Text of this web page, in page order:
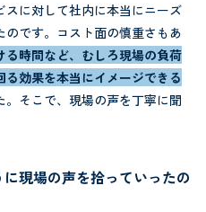
に対して社内に本当にニーズ
です。コスト面の慎重さもあ
る時間など、むしろ現場の負荷
効果を本当にイメージできる
。そこで、現場の声を丁寧に聞
現場の声を拾っていったの